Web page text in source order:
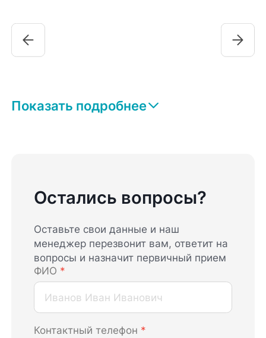
Показать подробнее
Остались вопросы?
Оставьте свои данные и наш
менеджер перезвонит вам, ответит на
вопросы и назначит первичный прием
ФИО *
Контактный телефон *